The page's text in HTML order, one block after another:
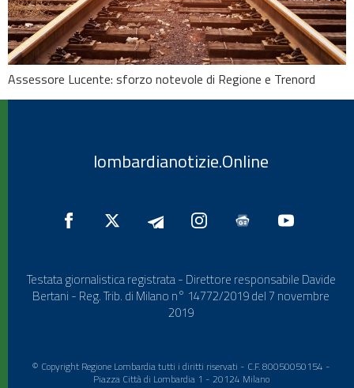
Assessore Lucente: sforzo notevole di Regione e Trenord
lombardianotizie.Online
Testata giornalistica registrata - Direttore responsabile Davide
Bertani - Reg. Trib. di Milano n° 14772/2019 del 7 novembre
2019
© Copyright Regione Lombardia tutti i diritti riservati - C.F. 80050050154 -
Piazza Città di Lombardia 1 - 20124 Milano